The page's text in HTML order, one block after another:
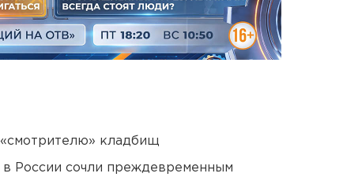
кладбищ
России сочли преждевременным